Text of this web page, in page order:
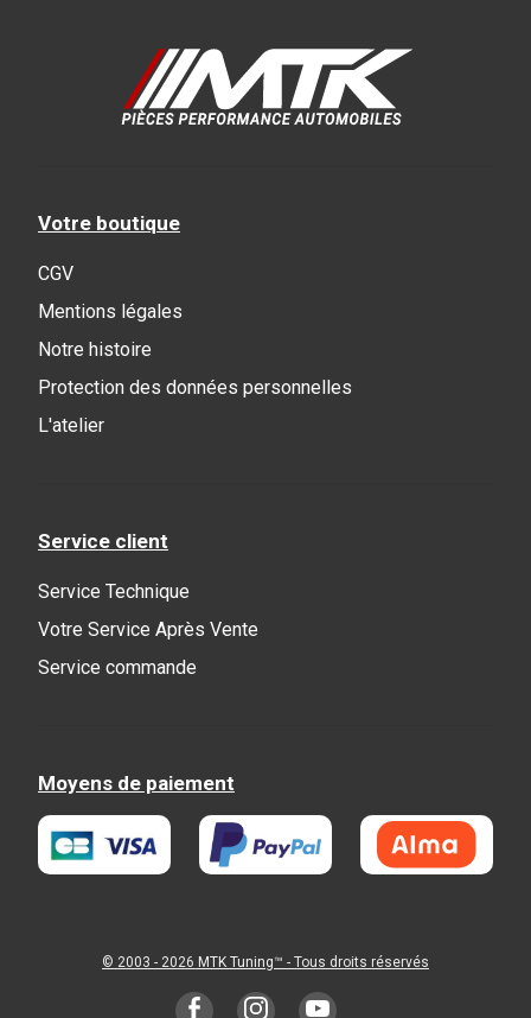
Votre boutique
CGV
Mentions légales
Notre histoire
Protection des données personnelles
L'atelier
Service client
Service Technique
Votre Service Après Vente
Service commande
Moyens de paiement
© 2003 - 2026 MTK Tuning™ - Tous droits réservés